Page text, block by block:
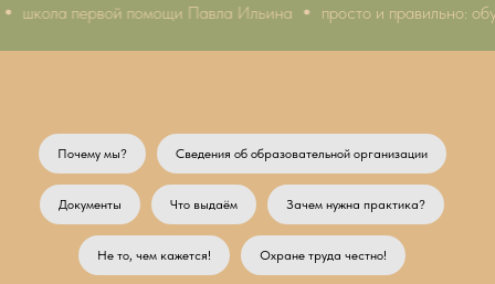
школа первой помощи Павла Ильина просто и правильно:
Почему мы? Сведения об образовательной организации
Документы Что выдаём Зачем нужна практика?
Не то, чем кажется! Охране труда честно!